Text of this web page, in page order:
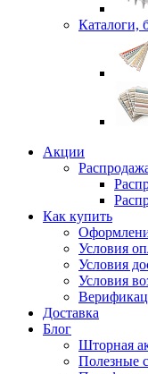
Каталоги,
Акции
Как купить
Условия
Условия
Условия
Доставка
Блог
Шторная
Полезные